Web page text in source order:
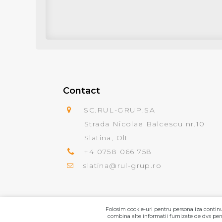
Contact
SC.RUL-GRUP.SA
Strada Nicolae Balcescu nr.10
Slatina, Olt
+4 0758 066 758
slatina@rul-grup.ro
Folosim cookie-uri pentru personaliza
combina alte informatii furnizate de dvs